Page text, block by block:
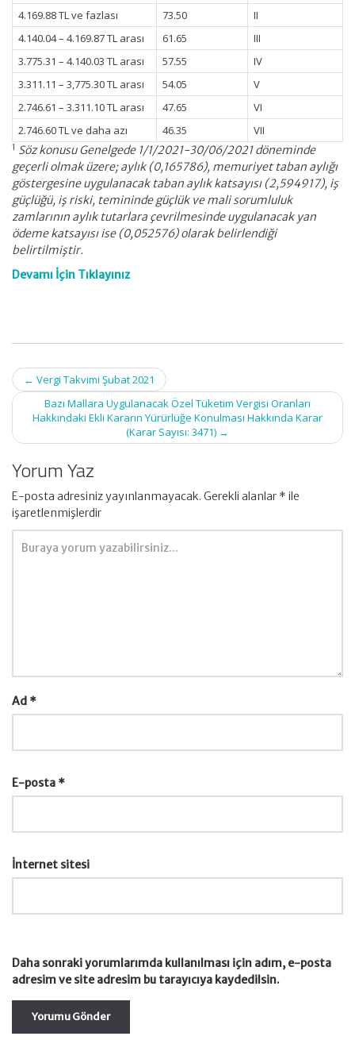
4.169.88 TL ve fazlası 73.50
II
4.140.04 – 4.169.87 TL arası
61.65
III
3.775.31 – 4.140.03 TL arası
57.55
IV
3.311.11 – 3,775.30 TL arası
54.05
V
2.746.61 – 3.311.10 TL arası
47.65
VI
2.746.60 TL ve daha azı
46.35 VII
1 Söz konusu Genelgede 1/1/2021-30/06/2021 döneminde
geçerli olmak üzere; aylık (0,165786), memuriyet taban aylığı
göstergesine uygulanacak taban aylık katsayısı (2,594917), iş
güçlüğü, iş riski, temininde güçlük ve mali sorumluluk
zamlarının aylık tutarlara çevrilmesinde uygulanacak yan
ödeme katsayısı ise (0,052576) olarak belirlendiği
belirtilmiştir.
Devamı İçin Tıklayınız
Post
navigation
← Vergi Takvimi Şubat 2021
Bazı Mallara Uygulanacak Özel Tüketim Vergisi Oranları
Hakkındaki Ekli Kararın Yürürlüğe Konulması Hakkında Karar
(Karar Sayısı: 3471) →
Yorum Yaz
E-posta adresiniz yayınlanmayacak. Gerekli alanlar * ile
işaretlenmişlerdir
Ad *
E-posta *
İnternet sitesi
Daha sonraki yorumlarımda kullanılması için adım, e-posta
adresim ve site adresim bu tarayıcıya kaydedilsin.